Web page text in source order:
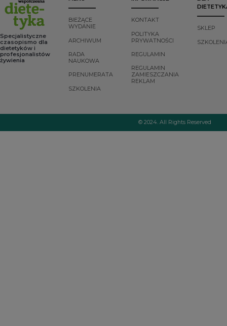
Specjalistyczne
czasopismo dla
dietetyków i
profesjonalistów
żywienia
BIEŻĄCE
WYDANIE
ARCHIWUM
RADA
NAUKOWA
PRENUMERATA
SZKOLENIA
KONTAKT
POLITYKA
PRYWATNOŚCI
REGULAMIN
REGULAMIN
ZAMIESZCZANIA
REKLAM
SKLEP
© 2024. All Rights Reserved